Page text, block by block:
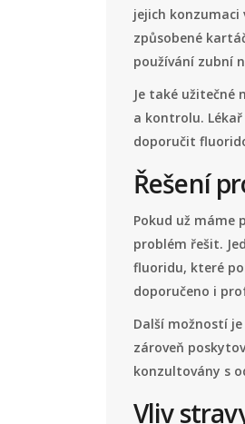
jejich
způsobené
používání zubní
Je také
a kontrolu.
doporučit
Řešení
Pokud už máme
problém řešit.
fluoridu, které
doporučeno i
Další možností
zároveň
konzultovány s
Vliv